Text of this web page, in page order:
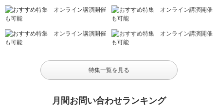
特集一覧を見る
月間お問い合わせランキング